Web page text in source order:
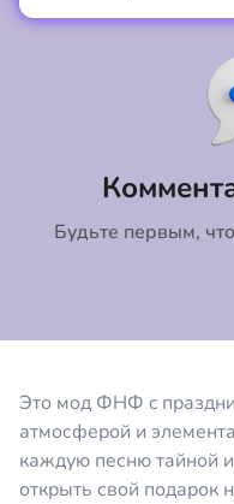
Это мод ФНФ c
атмосферой и
каждую песню тайной
открыть свой подарок
Будьте первым,